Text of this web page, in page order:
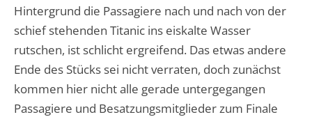
Hintergrund die Passagiere nach und nach von der
schief stehenden Titanic ins eiskalte Wasser
rutschen, ist schlicht ergreifend. Das etwas andere
Ende des Stücks sei nicht verraten, doch zunächst
kommen hier nicht alle gerade untergegangen
Passagiere und Besatzungsmitglieder zum Finale